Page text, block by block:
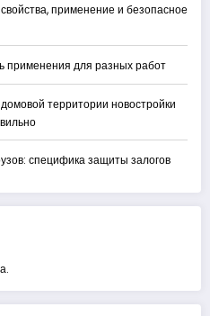
применение и безопасное
применения для разных работ
территории новостройки
специфика защиты залогов